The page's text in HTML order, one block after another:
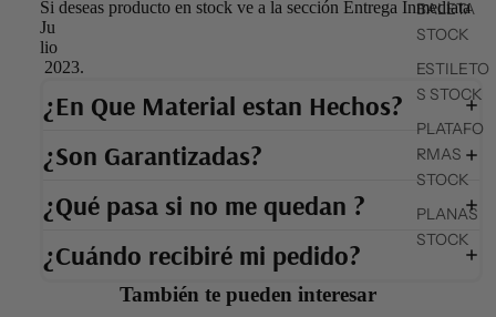
BALETA
STOCK
ESTILETO
S STOCK
PLATAFO
RMAS
STOCK
PLANAS
STOCK
Si deseas producto en stock ve a la sección Entrega Inmediata
Ju
lio
2023.
¿En Que Material estan Hechos?
¿Son Garantizadas?
¿Qué pasa si no me quedan ?
¿Cuándo recibiré mi pedido?
También te pueden interesar